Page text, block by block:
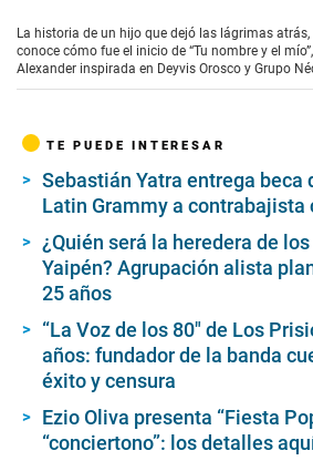
e
c
o
o
m
u
8
n
La historia de un hijo que dejó las lágrimas
conoce cómo fue el inicio de “Tu nombre y el
Alexander inspirada en Deyvis Orosco y Grupo
TE PUEDE INTERESAR
Sebastián Yatra entrega beca
Latin Grammy a contrabajista
¿Quién será la heredera de
Yaipén? Agrupación alista
25 años
“La Voz de los 80″ de Los
años: fundador de la banda
éxito y censura
Ezio Oliva presenta “Fiesta
“conciertono”: los detalles